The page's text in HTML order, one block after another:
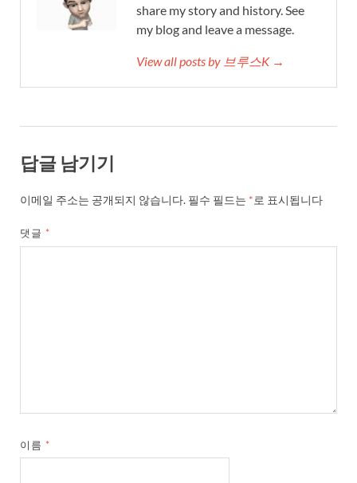
share my story and history. See
my blog and leave a message.
View all posts by 브루스K →
답글 남기기
이메일 주소는 공개되지 않습니다. 필수 필드는 *로 표시됩니다
댓글 *
이름 *